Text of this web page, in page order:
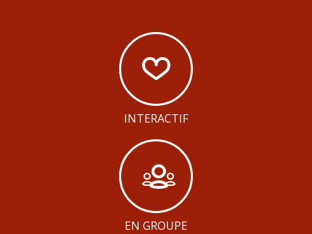
INTERACTIF
EN GROUPE